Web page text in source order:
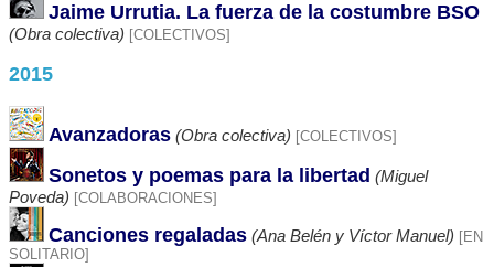
Jaime Urrutia. La fuerza de la costumbre BSO
(Obra colectiva) [COLECTIVOS]
2015
Avanzadoras (Obra colectiva) [COLECTIVOS]
Sonetos y poemas para la libertad (Miguel
Poveda)
[COLABORACIONES]
Canciones regaladas (Ana Belén y Víctor Manuel)
[EN
SOLITARIO]